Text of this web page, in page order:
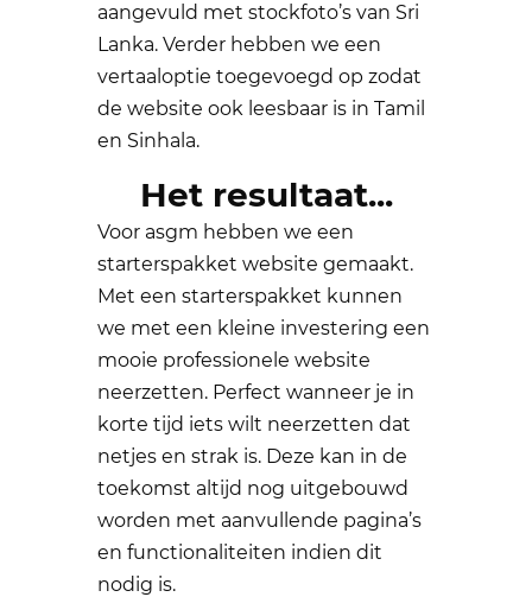
aangevuld met stockfoto’s van Sri
Lanka. Verder hebben we een
vertaaloptie toegevoegd op zodat
de website ook leesbaar is in Tamil
en Sinhala.
Het resultaat...
Voor asgm hebben we een
starterspakket website gemaakt.
Met een starterspakket kunnen
we met een kleine investering een
mooie professionele website
neerzetten. Perfect wanneer je in
korte tijd iets wilt neerzetten dat
netjes en strak is. Deze kan in de
toekomst altijd nog uitgebouwd
worden met aanvullende pagina’s
en functionaliteiten indien dit
nodig is.